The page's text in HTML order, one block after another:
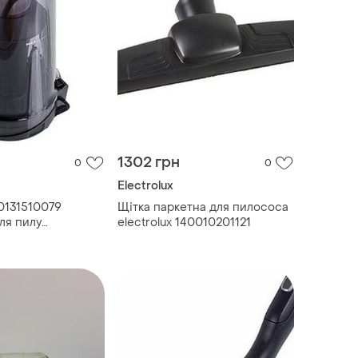
0
пилу
1302 грн 0
Electrolux
Щітка паркетна для пилососа
electrolux 140010201121